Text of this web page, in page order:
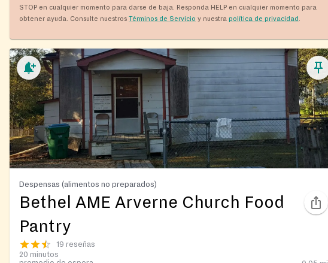
STOP en cualquier momento para darse de baja. Responda HELP en cualquier momento para
obtener ayuda. Consulte nuestros Términos de Servicio y nuestra política de privacidad
Despensas (alimentos no preparados)
Bethel AME Arverne Church Food
Pantry
19 reseñas
20 minutos